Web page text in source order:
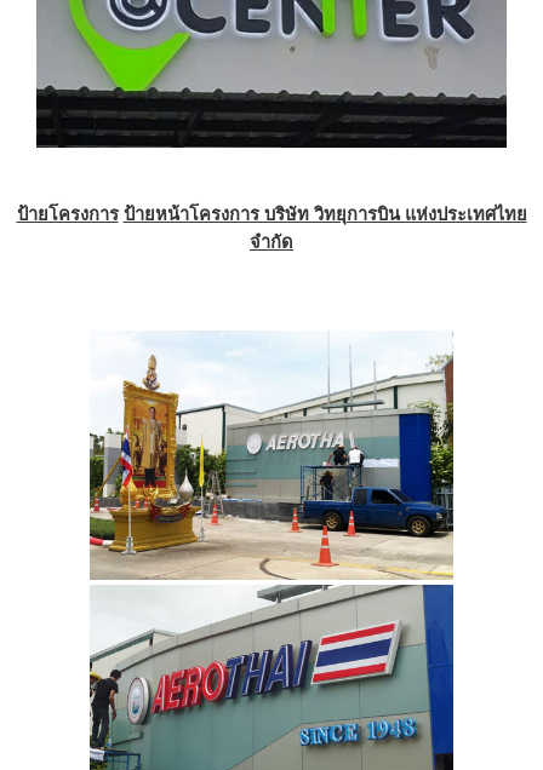
ป้ายโครงการ ป้ายหน้าโครงการ บริษัท วิทยุการบิน แห่งประเทศไทย
จำกัด